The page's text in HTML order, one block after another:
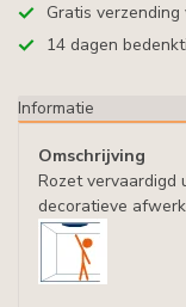
Gratis
14 dagen
Informatie
Omschrijving
Rozet vervaardigd
decoratieve